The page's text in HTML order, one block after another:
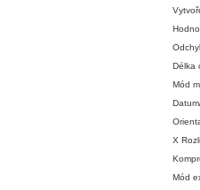
Délka
Mód
X
Mód